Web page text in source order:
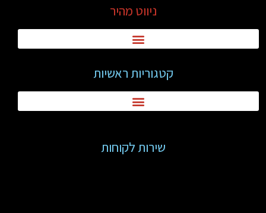
ניווט מהיר
קטגוריות ראשיות
שירות לקוחות